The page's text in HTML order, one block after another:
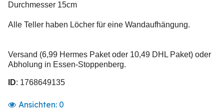
Durchmesser 15cm
Alle Teller haben Löcher für eine Wandaufhängung.
Versand (6,99 Hermes Paket oder 10,49 DHL Paket) oder
Abholung in Essen-Stoppenberg.
ID: 1768649135
Ansichten: 0